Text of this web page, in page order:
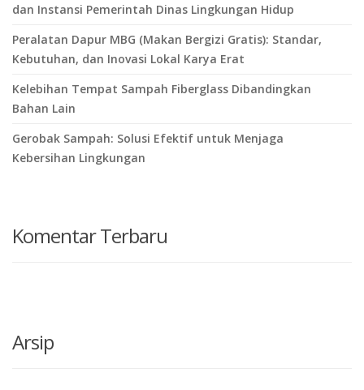
dan Instansi Pemerintah Dinas Lingkungan Hidup
Peralatan Dapur MBG (Makan Bergizi Gratis): Standar,
Kebutuhan, dan Inovasi Lokal Karya Erat
Kelebihan Tempat Sampah Fiberglass Dibandingkan
Bahan Lain
Gerobak Sampah: Solusi Efektif untuk Menjaga
Kebersihan Lingkungan
Komentar Terbaru
Arsip